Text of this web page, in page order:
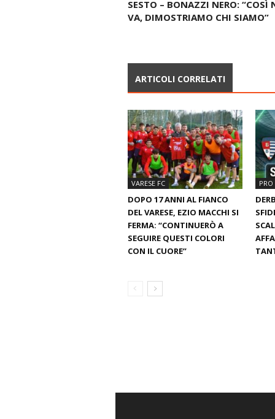
SESTO – BONAZZI NERO: “COSÌ
VA, DIMOSTRIAMO CHI SIAMO”
ARTICOLI CORRELATI
VARESE FC
DOPO 17 ANNI AL FIANCO
DEL VARESE, EZIO MACCHI SI
FERMA: “CONTINUERÒ A
SEGUIRE QUESTI COLORI
CON IL CUORE”
PRO